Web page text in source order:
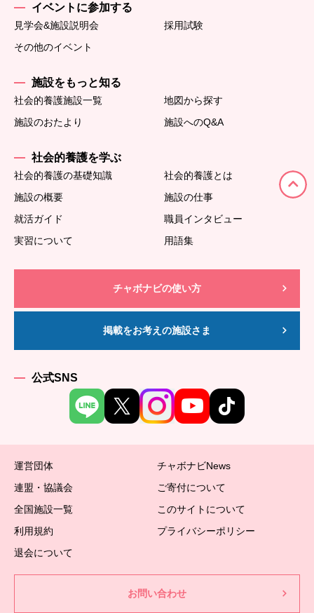
イベントに参加する
見学会&施設説明会
採用試験
その他のイベント
施設をもっと知る
社会的養護施設一覧
地図から探す
施設のおたより
施設へのQ&A
社会的養護を学ぶ
社会的養護の基礎知識
社会的養護とは
施設の概要
施設の仕事
就活ガイド
職員インタビュー
実習について
用語集
チャボナビの使い方
掲載をお考えの施設さま
公式SNS
運営団体
チャボナビNews
連盟・協議会
ご寄付について
全国施設一覧
このサイトについて
利用規約
プライバシーポリシー
退会について
お問い合わせ